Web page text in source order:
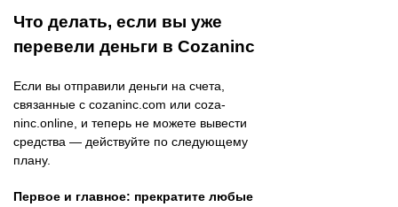
Что делать, если вы уже
перевели деньги в Cozaninc
Если вы отправили деньги на счета,
связанные с cozaninc.com или coza-
ninc.online, и теперь не можете вывести
средства — действуйте по следующему
плану.
Первое и главное: прекратите любые